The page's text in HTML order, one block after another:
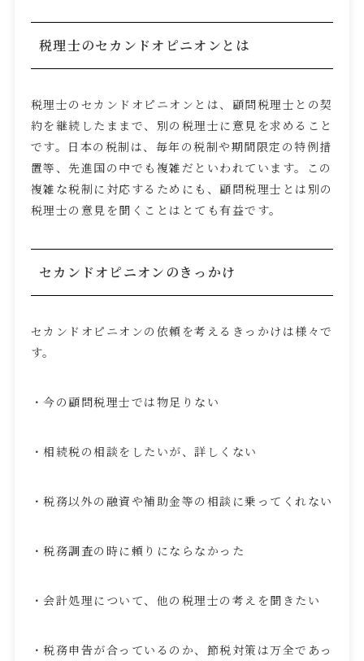
税理士のセカンドオピニオンとは
税理士のセカンドオピニオンとは、顧問税理士との契
約を継続したままで、別の税理士に意見を求めること
です。日本の税制は、毎年の税制や期間限定の特例措
置等、先進国の中でも複雑だといわれています。この
複雑な税制に対応するためにも、顧問税理士とは別の
税理士の意見を聞くことはとても有益です。
セカンドオピニオンのきっかけ
セカンドオピニオンの依頼を考えるきっかけは様々で
す。
・今の顧問税理士では物足りない
・相続税の相談をしたいが、詳しくない
・税務以外の融資や補助金等の相談に乗ってくれない
・税務調査の時に頼りにならなかった
・会計処理について、他の税理士の考えを聞きたい
・税務申告が合っているのか、節税対策は万全であっ